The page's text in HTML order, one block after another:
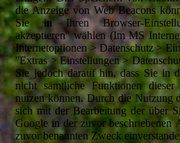
die Anzeige von Web Beacons
Sie in Ihren Browser-
akzeptieren'' wählen (Im MS
Internetoptionen > Datenschutz >
''Extras > Einstellungen >
Sie jedoch darauf hin, dass Sie in
nicht sämtliche Funktionen
nutzen können. Durch die Nutzung
sich mit der Bearbeitung der über
Google in der zuvor beschriebenen
zuvor benannten Zweck